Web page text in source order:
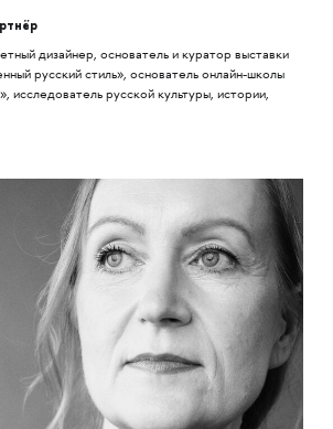
дизайнер, основатель и куратор выставки
русский стиль», основатель онлайн-школы
исследователь русской культуры, истории,